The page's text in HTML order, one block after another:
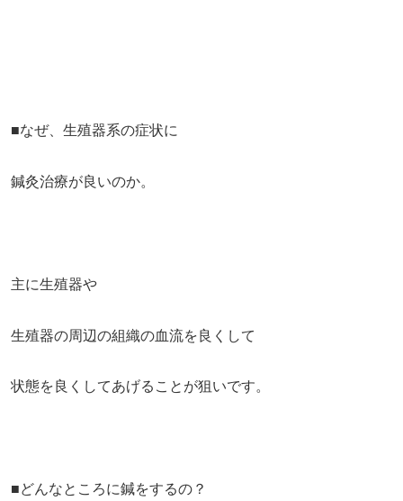
■なぜ、生殖器系の症状に
鍼灸治療が良いのか。
主に生殖器や
生殖器の周辺の組織の血流を良くして
状態を良くしてあげることが狙いです。
■どんなところに鍼をするの？